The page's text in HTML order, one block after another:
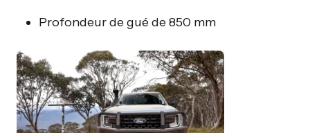
Profondeur de gué de 850 mm